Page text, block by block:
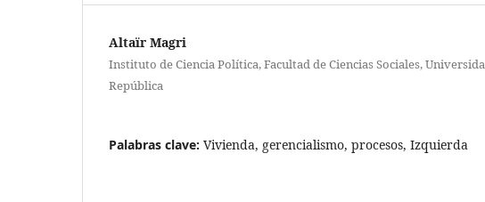
Altaïr Magri
Instituto de Ciencia Política, Facultad de Ciencias Sociales,
República
Palabras clave: Vivienda, gerencialismo, procesos, Izquierda